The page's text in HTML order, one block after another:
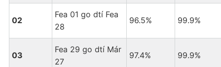
02
Fea 01 go dtí Fea
28
96.5% 99.9%
03
Fea 29 go dtí Már
27
97.4% 99.9%